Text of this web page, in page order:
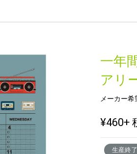
一年
アリ
メーカー
¥460+
生産終